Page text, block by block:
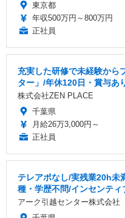
東京都
年収500万円～800万円
正社員
充実した研修で未経験から
ター」/年休120日・賞与あ
株式会社ZEN PLACE
千葉県
月給26万3,000円～
正社員
テレアポなし/実残業20h未
種・学歴不問/インセンティ
アーク引越センター株式会社